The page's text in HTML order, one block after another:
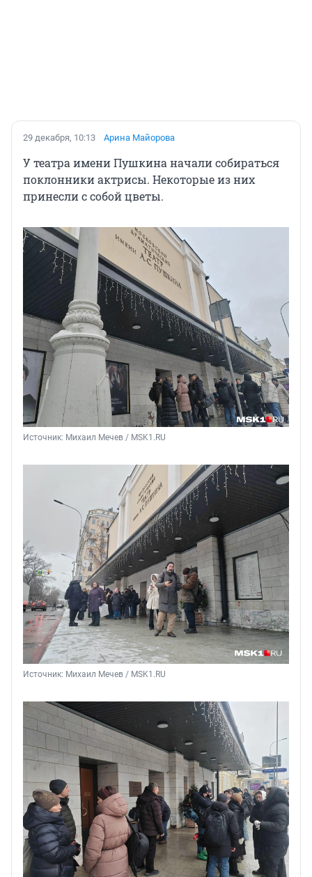
29 декабря, 10:13 Арина Майорова
У театра имени Пушкина начали собираться
поклонники актрисы. Некоторые из них
принесли с собой цветы.
Источник: Михаил Мечев / MSK1.RU
Источник: Михаил Мечев / MSK1.RU